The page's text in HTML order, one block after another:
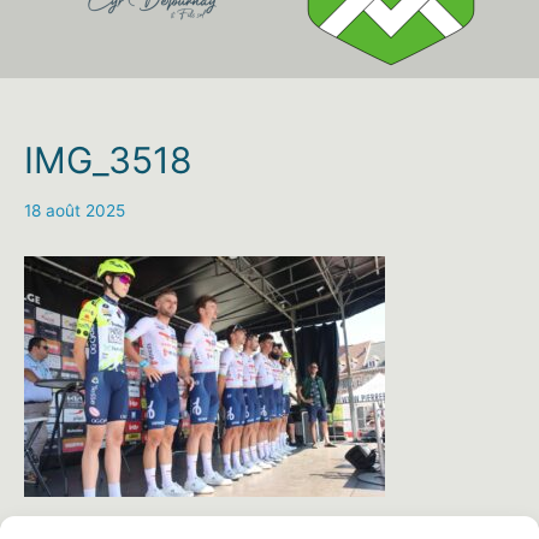
IMG_3518
18 août 2025